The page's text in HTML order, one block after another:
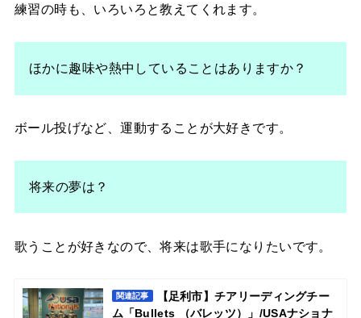
練習の時も、いろいろと教えてくれます。
ほかに趣味や熱中していることはありますか？
ボール投げなど、運動することが大好きです。
将来の夢は？
歌うことが好きなので、将来は歌手になりたいです。
関連記事
【足利市】チアリーディングチー
ム「Bullets （バレッツ）」/USAナショナ